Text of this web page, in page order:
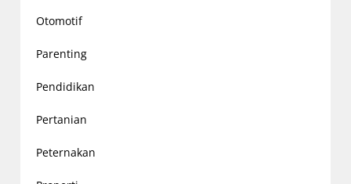
Otomotif
Parenting
Pendidikan
Pertanian
Peternakan